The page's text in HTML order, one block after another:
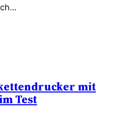
mit
Test